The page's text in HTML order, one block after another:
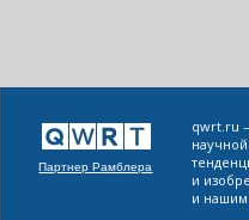
Партнер Рамблера
qwrt.ru
и
и нашим